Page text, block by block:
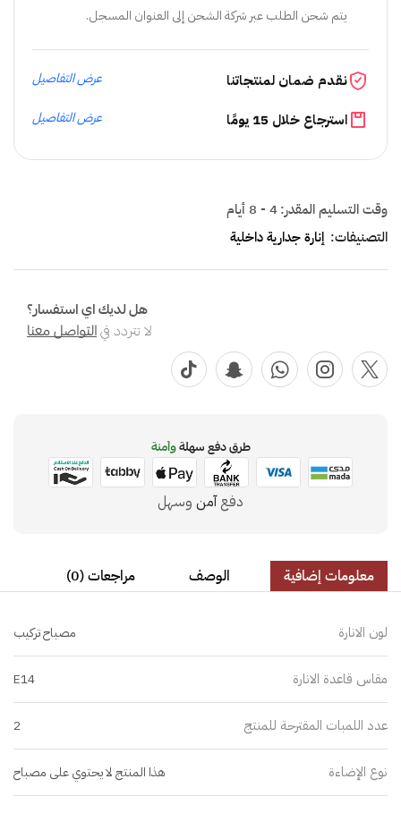
يتم شحن الطلب عبر شركة الشحن إلى العنوان المسجل.
نقدم ضمان لمنتجاتنا عرض التفاصيل
استرجاع خلال 15 يومًا عرض التفاصيل
وقت التسليم المقدر:4 - 8 أيام
التصنيفات: إنارة جدارية داخلية
هل لديك اي استفسار؟
لا تتردد فيالتواصل معنا
طرق دفع سهلةوآمنة
دفعآمن وسهل
معلومات إضافية الوصف مراجعات (0)
لون الانارة مصباح تركيب
مقاس قاعدة الانارة E14
عدد اللمبات المقترحة للمنتج 2
نوع الإضاءة هذا المنتج لا يحتوي على مصباح